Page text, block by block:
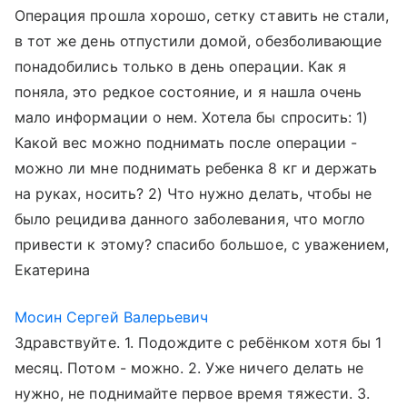
Операция прошла хорошо, сетку ставить не стали,
в тот же день отпустили домой, обезболивающие
понадобились только в день операции. Как я
поняла, это редкое состояние, и я нашла очень
мало информации о нем. Хотела бы спросить: 1)
Какой вес можно поднимать после операции -
можно ли мне поднимать ребенка 8 кг и держать
на руках, носить? 2) Что нужно делать, чтобы не
было рецидива данного заболевания, что могло
привести к этому? спасибо большое, с уважением,
Екатерина
Мосин Сергей Валерьевич
Здравствуйте. 1. Подождите с ребёнком хотя бы 1
месяц. Потом - можно. 2. Уже ничего делать не
нужно, не поднимайте первое время тяжести. 3.